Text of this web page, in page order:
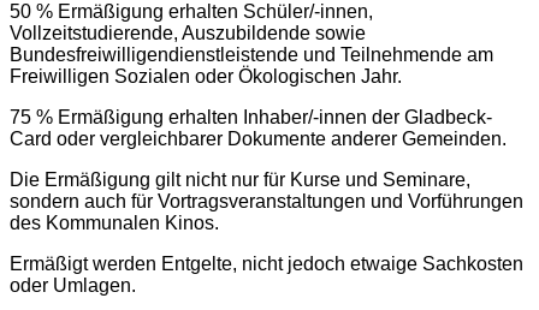
50 % Ermäßigung erhalten Schüler/-innen,
Vollzeitstudierende, Auszubildende sowie
Bundesfreiwilligendienstleistende und Teilnehmende am
Freiwilligen Sozialen oder Ökologischen Jahr.
75 % Ermäßigung erhalten Inhaber/-innen der Gladbeck-
Card oder vergleichbarer Dokumente anderer Gemeinden.
Die Ermäßigung gilt nicht nur für Kurse und Seminare,
sondern auch für Vortragsveranstaltungen und Vorführungen
des Kommunalen Kinos.
Ermäßigt werden Entgelte, nicht jedoch etwaige Sachkosten
oder Umlagen.